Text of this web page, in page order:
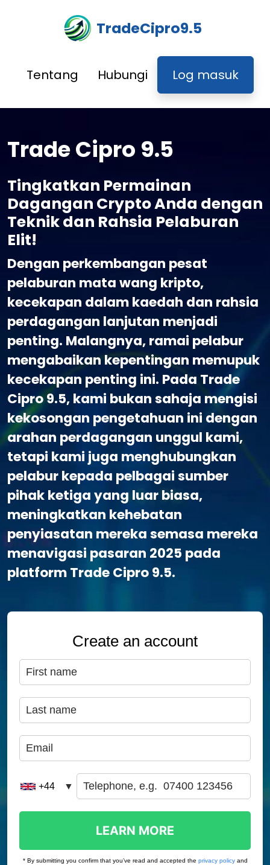
TradeCipro9.5
Tentang Hubungi Log masuk
Trade Cipro 9.5
Tingkatkan Permainan
Dagangan Crypto Anda dengan
Teknik dan Rahsia Pelaburan
Elit!
Dengan perkembangan pesat
pelaburan mata wang kripto,
kecekapan dalam kaedah dan rahsia
perdagangan lanjutan menjadi
penting. Malangnya, ramai pelabur
mengabaikan kepentingan memupuk
kecekapan penting ini. Pada Trade
Cipro 9.5, kami bukan sahaja mengisi
kekosongan pengetahuan ini dengan
arahan perdagangan unggul kami,
tetapi kami juga menghubungkan
pelabur kepada pelbagai sumber
pihak ketiga yang luar biasa,
meningkatkan kehebatan
penyiasatan mereka semasa mereka
menavigasi pasaran 2025 pada
platform Trade Cipro 9.5.